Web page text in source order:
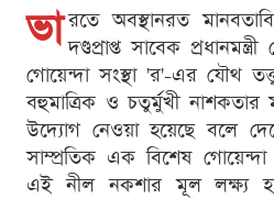
ভা রতে অবস্থানরত
দণ্ডপ্রাপ্ত সাবেক
গোয়েন্দা সংস্থা 'র'-এর যৌথ
বহুমাত্রিক ও চতুর্মুখী নাশকতার
উদ্যোগ নেওয়া হয়েছে বলে
সাম্প্রতিক এক বিশেষ
এই নীল নকশার মূল লক্ষ্য